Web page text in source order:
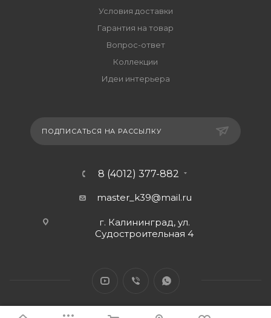
Условия доставки
Гарантия на товар
Вопрос-ответ
Коллекции
Идеи интерьера
ПОДПИСАТЬСЯ НА РАССЫЛКУ
8 (4012) 377-882
master_k39@mail.ru
г. Калининград, ул.
Судостроительная 4